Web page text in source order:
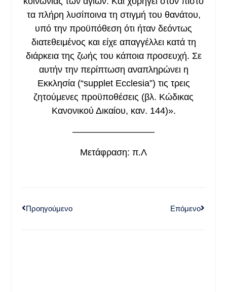
τα πλήρη λυσίποινα τη στιγμή του θανάτου,
υπό την προϋπόθεση ότι ήταν δεόντως
διατεθειμένος και είχε απαγγέλλει κατά τη
διάρκεια της ζωής του κάποια προσευχή. Σε
αυτήν την περίπτωση αναπληρώνει η
Εκκλησία (“supplet Ecclesia”) τις τρεις
ζητούμενες προϋποθέσεις (βλ. Κώδικας
Κανονικού Δικαίου, καν. 144)».
—————————
Μετάφραση: π.Λ
Προηγούμενο Επόμενο